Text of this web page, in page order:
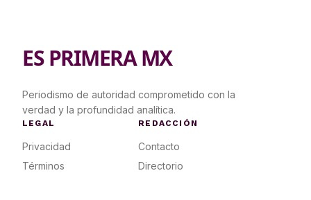
ES PRIMERA MX
Periodismo de autoridad comprometido con la
verdad y la profundidad analítica.
LEGAL
Privacidad
Términos
REDACCIÓN
Contacto
Directorio